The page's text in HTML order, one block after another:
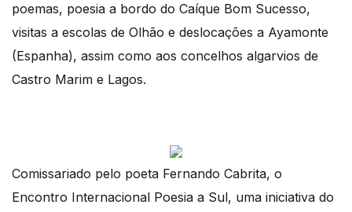
poemas, poesia a bordo do Caíque Bom Sucesso,
visitas a escolas de Olhão e deslocações a Ayamonte
(Espanha), assim como aos concelhos algarvios de
Castro Marim e Lagos.
Comissariado pelo poeta Fernando Cabrita, o
Encontro Internacional Poesia a Sul, uma iniciativa do